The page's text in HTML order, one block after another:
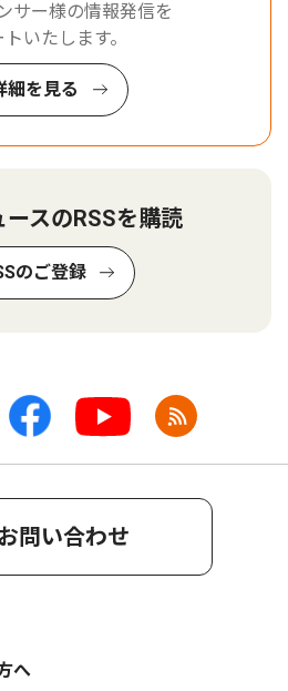
サー様の情報発信を
いたします。
細を見る
ースのRSSを購読
のご登録
問い合わせ
へ